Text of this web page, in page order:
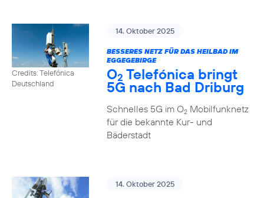
Credits: Telefónica
Deutschland
14. Oktober 2025
BESSERES NETZ FÜR DAS HEILBAD IM
EGGEGEBIRGE
O2 Telefónica bringt
5G nach Bad Driburg
Schnelles 5G im O2Mobilfunknetz
für die bekannte Kur- und
Bäderstadt
14. Oktober 2025